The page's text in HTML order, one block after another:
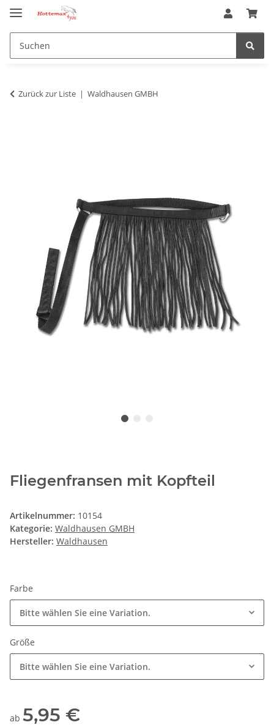
Zurück zur Liste Waldhausen GMBH
Fliegenfransen mit Kopfteil
Artikelnummer: 10154
Kategorie: Waldhausen GMBH
Hersteller: Waldhausen
Farbe
Bitte wählen Sie eine Variation.
Größe
Bitte wählen Sie eine Variation.
ab 5,95 €